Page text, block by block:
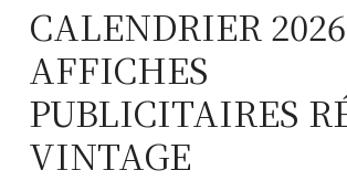
CALENDRIER 2026
AFFICHES
PUBLICITAIRES
VINTAGE